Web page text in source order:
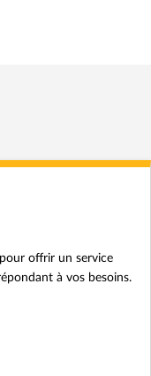
offrir un service
à vos besoins.